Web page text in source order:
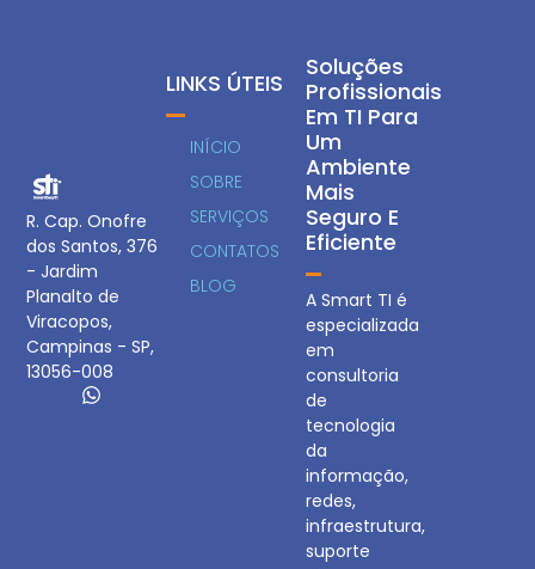
R. Cap. Onofre
dos Santos, 376
- Jardim
Planalto de
Viracopos,
Campinas - SP,
13056-008
Soluções
Profissionais
Em TI Para
Um
Ambiente
Mais
Seguro E
Eficiente
A Smart TI é
especializada
em
consultoria
de
tecnologia
da
informação,
redes,
infraestrutura,
suporte
LINKS ÚTEIS
INÍCIO
SOBRE
SERVIÇOS
CONTATOS
BLOG